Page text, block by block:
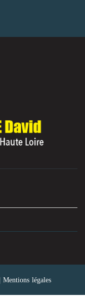
Mentions légales